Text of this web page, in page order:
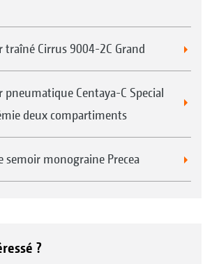
traîné Cirrus 9004-2C Grand
pneumatique Centaya-C Special
deux compartiments
semoir monograine Precea
?